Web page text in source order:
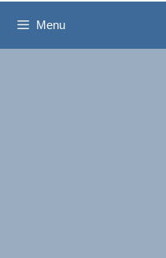
Menu